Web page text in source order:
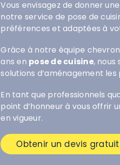
Vous envisagez de donner
notre service de pose de
préférences et adaptées à
Grâce à notre équipe
ans en pose de cuisine, nous
solutions d’aménagement les
En tant que professionnels
point d’honneur à vous offrir
en vigueur.
Obtenir un devis gratuit